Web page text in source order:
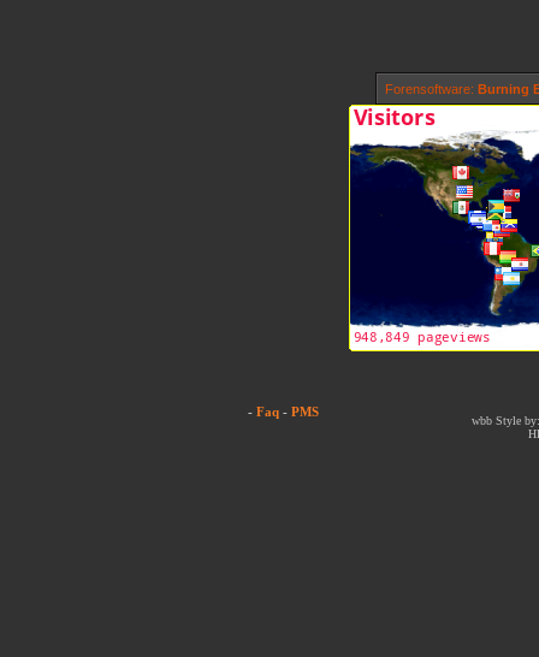
Forensoftware: Burning
- Faq - PMS
wbb Style